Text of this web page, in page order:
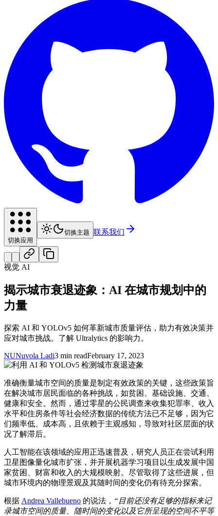
切换应用
切换主题 联系我们
视觉 AI
揭示城市衰退迹象：AI 在城市规划中的
力量
探索 AI 和 YOLOv5 如何革新城市质量评估，助力有效决策并
应对城市挑战。了解 Ultralytics 的影响力。
NUNuvola Ladi3 min readFebruary 17, 2023
准确衡量城市空间的质量是制定有效政策的关键，这些政策旨
在解决城市居民面临的各种挑战，如贫困、基础设施、交通、
健康和安全。然而，通过零星的公民调查来收集犯罪率、收入
水平和住房条件等社会经济数据的传统方法已不足够，因为它
们频率低、成本高，且依赖于主观感知，导致对社区层面的状
况了解滞后。
人工智能在该领域的应用正迅速普及，研究人员正在尝试利用
卫星图像量化城市扩张，并开展机器学习项目以生成发展中国
家贫困、财富和收入的大规模映射。尽管取得了这些进展，但
城市环境内的物理景观及其随时间的变化仍有待充分探索。
根据 Andrea Vallebueno 的说法， “目前还没有足够的指标来记
录城市空间的质量、随时间的变化以及它所呈现的空间不平等